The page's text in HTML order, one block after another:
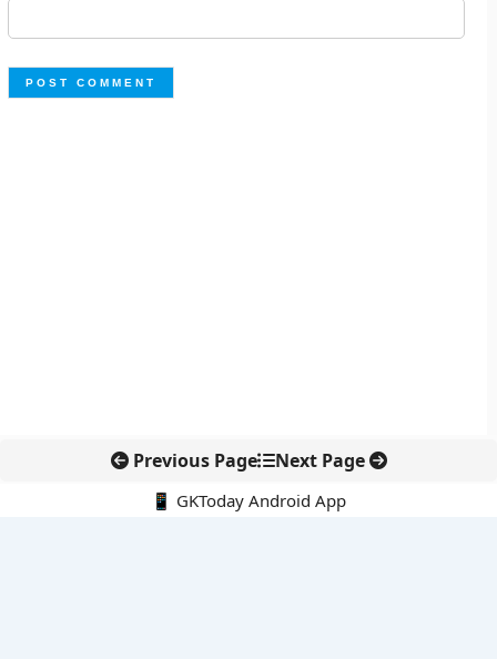
Previous Page Next Page
📱 GKToday Android App